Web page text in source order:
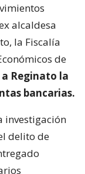
alcaldesa
la Fiscalía
de
a Reginato la
bancarias.
investigación
delito de